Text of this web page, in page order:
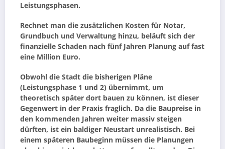
Leistungsphasen.
Rechnet man die zusätzlichen Kosten für Notar,
Grundbuch und Verwaltung hinzu, beläuft sich der
finanzielle Schaden nach fünf Jahren Planung auf fast
eine Million Euro.
Obwohl die Stadt die bisherigen Pläne
(Leistungsphase 1 und 2) übernimmt, um
theoretisch später dort bauen zu können, ist dieser
Gegenwert in der Praxis fraglich. Da die Baupreise in
den kommenden Jahren weiter massiv steigen
dürften, ist ein baldiger Neustart unrealistisch. Bei
einem späteren Baubeginn müssen die Planungen